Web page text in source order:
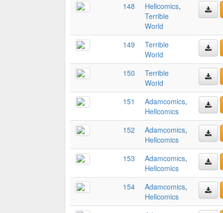
148
Hellcomics,
Terrible
World
149
Terrible
World
150
Terrible
World
151
Adamcomics,
Hellcomics
152
Adamcomics,
Hellcomics
153
Adamcomics,
Hellcomics
154
Adamcomics,
Hellcomics